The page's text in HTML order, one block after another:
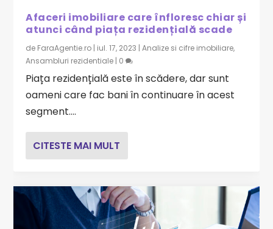
Afaceri imobiliare care înfloresc chiar și
atunci când piața rezidențială scade
de FaraAgentie.ro | iul. 17, 2023 |Analize si cifre imobiliare,
Ansambluri rezidentiale | 0
Piața rezidențială este în scădere, dar sunt
oameni care fac bani în continuare în acest
segment....
CITESTE MAI MULT